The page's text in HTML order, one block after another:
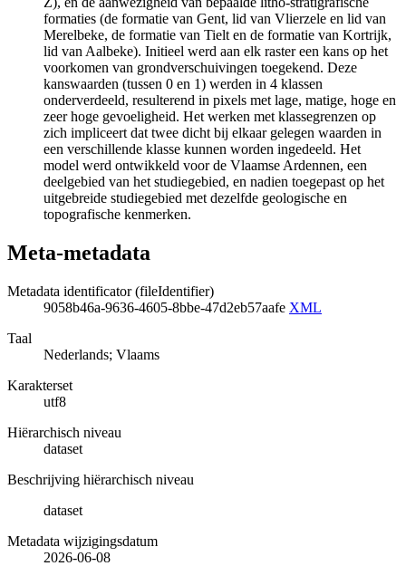
formaties (de formatie van Gent, lid van Vlierzele en lid van
Merelbeke, de formatie van Tielt en de formatie van Kortrijk,
lid van Aalbeke). Initieel werd aan elk raster een kans op het
voorkomen van grondverschuivingen toegekend. Deze
kanswaarden (tussen 0 en 1) werden in 4 klassen
onderverdeeld, resulterend in pixels met lage, matige, hoge en
zeer hoge gevoeligheid. Het werken met klassegrenzen op
zich impliceert dat twee dicht bij elkaar gelegen waarden in
een verschillende klasse kunnen worden ingedeeld. Het
model werd ontwikkeld voor de Vlaamse Ardennen, een
deelgebied van het studiegebied, en nadien toegepast op het
uitgebreide studiegebied met dezelfde geologische en
topografische kenmerken.
Meta-metadata
Metadata identificator (fileIdentifier)
9058b46a-9636-4605-8bbe-47d2eb57aafe XML
Taal
Nederlands; Vlaams
Karakterset
utf8
Hiërarchisch niveau
dataset
Beschrijving hiërarchisch niveau
dataset
Metadata wijzigingsdatum
2026-06-08